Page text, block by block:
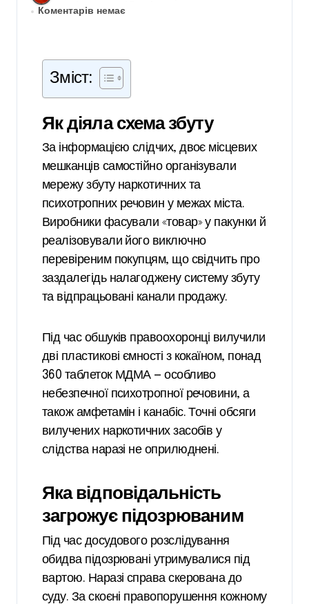
Коментарів немає
Зміст:
Як діяла схема збуту
За інформацією слідчих, двоє місцевих
мешканців самостійно організували
мережу збуту наркотичних та
психотропних речовин у межах міста.
Виробники фасували «товар» у пакунки й
реалізовували його виключно
перевіреним покупцям, що свідчить про
заздалегідь налагоджену систему збуту
та відпрацьовані канали продажу.
Під час обшуків правоохоронці вилучили
дві пластикові ємності з кокаїном, понад
360 таблеток МДМА — особливо
небезпечної психотропної речовини, а
також амфетамін і канабіс. Точні обсяги
вилучених наркотичних засобів у
слідства наразі не оприлюднені.
Яка відповідальність
загрожує підозрюваним
Під час досудового розслідування
обидва підозрювані утримувалися під
вартою. Наразі справа скерована до
суду. За скоєні правопорушення кожному